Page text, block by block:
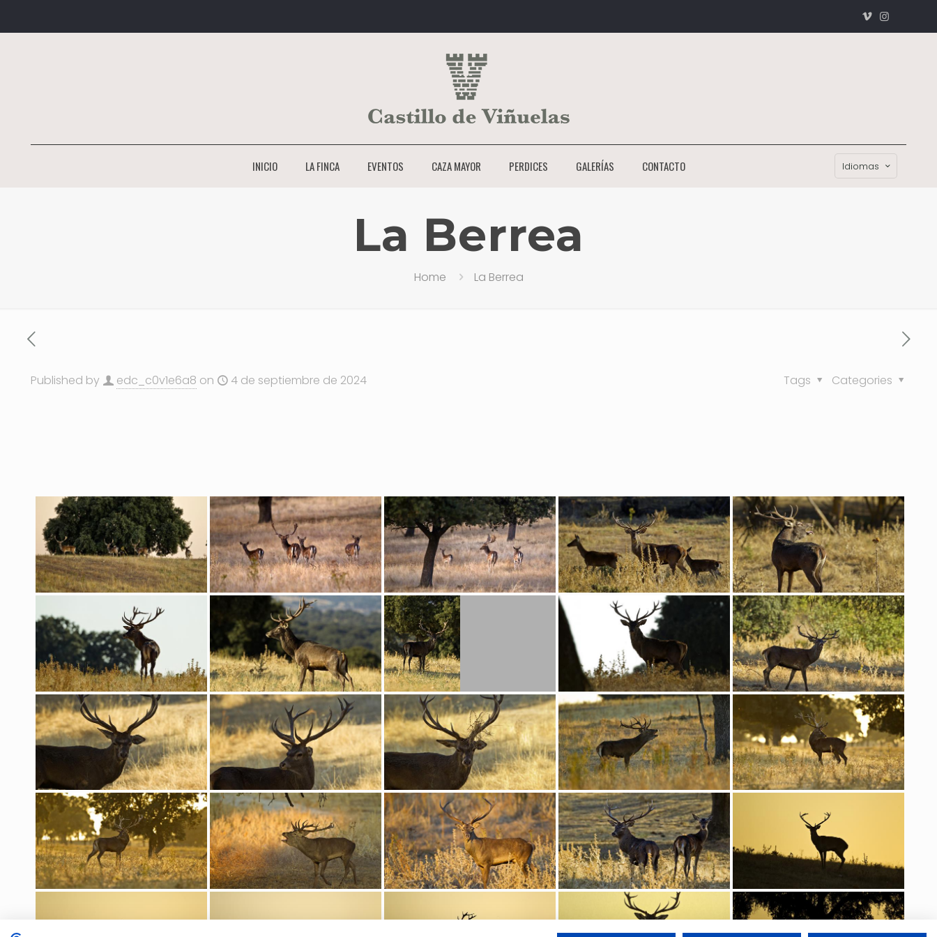
INICIO LA FINCA EVENTOS CAZA MAYOR PERDICES GALERÍAS CONTACTO Idiomas
La Berrea
Home La Berrea
Published by edc_c0v1e6a8 on 4 de septiembre de 2024 Categories
Tags